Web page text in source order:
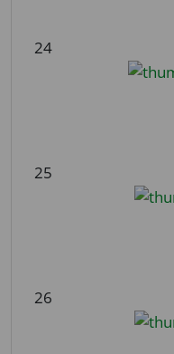
24
25
26